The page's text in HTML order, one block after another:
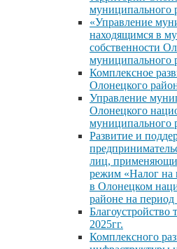
муниципального
«Управление
находящимся в
собственности
муниципального
Комплексное
Олонецкого
Управление
Олонецкого
муниципального
Развитие и
лиц,
режим «Налог на
в Олонецком
районе на
2025гг.
Комплексного